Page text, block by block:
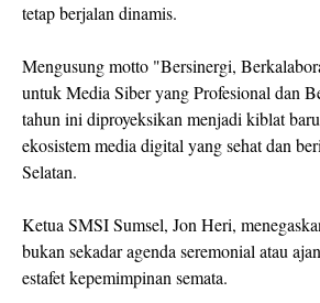
tetap berjalan dinamis.
Mengusung motto "Bersinergi,
untuk Media Siber yang Profesional dan
tahun ini diproyeksikan menjadi kiblat
ekosistem media digital yang sehat dan
Selatan.
Ketua SMSI Sumsel, Jon Heri,
bukan sekadar agenda seremonial atau
estafet kepemimpinan semata.